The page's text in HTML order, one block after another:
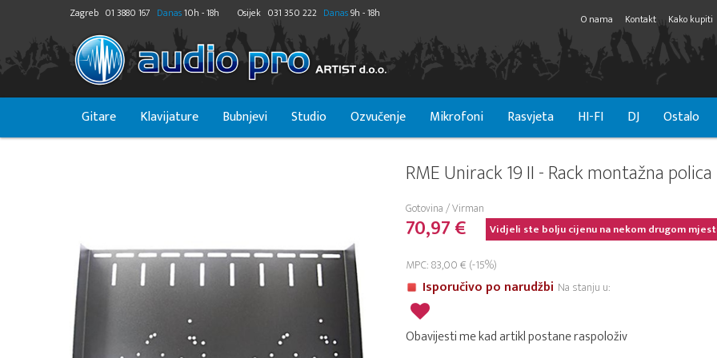
Zagreb 01 3880 167 Danas10h - 18h Osijek 031 350 222 Danas9h - 18h O nama Kontakt Kako kupiti
Gitare Klavijature Bubnjevi Studio Ozvučenje Mikrofoni Rasvjeta HI-FI DJ Ostalo
RME Unirack 19 II - Rack montažna polica
Gotovina / Virman
70,97 € Vidjeli ste bolju cijenu na nekom drugom
MPC: 83,00 € (-15%)
Isporučivo po narudžbi Na stanju u:
Obavijesti me kad artikl postane raspoloživ